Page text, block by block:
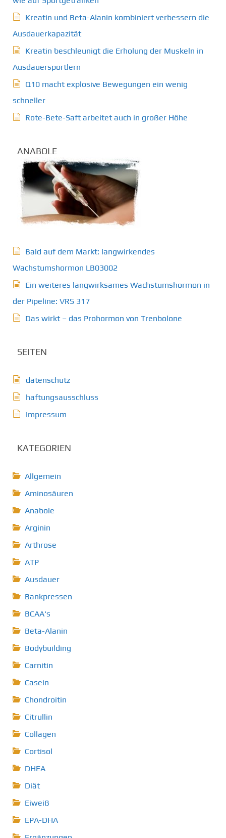
Kreatin und Beta-Alanin kombiniert verbessern die
Ausdauerkapazität
Kreatin beschleunigt die Erholung der Muskeln in
Ausdauersportlern
Q10 macht explosive Bewegungen ein wenig
schneller
Rote-Bete-Saft arbeitet auch in großer Höhe
ANABOLE
Bald auf dem Markt: langwirkendes
Wachstumshormon LB03002
Ein weiteres langwirksames Wachstumshormon in
der Pipeline: VRS 317
Das wirkt – das Prohormon von Trenbolone
SEITEN
datenschutz
haftungsausschluss
Impressum
KATEGORIEN
Allgemein
Aminosäuren
Anabole
Arginin
Arthrose
ATP
Ausdauer
Bankpressen
BCAA's
Beta-Alanin
Bodybuilding
Carnitin
Casein
Chondroitin
Citrullin
Collagen
Cortisol
DHEA
Diät
Eiweiß
EPA-DHA